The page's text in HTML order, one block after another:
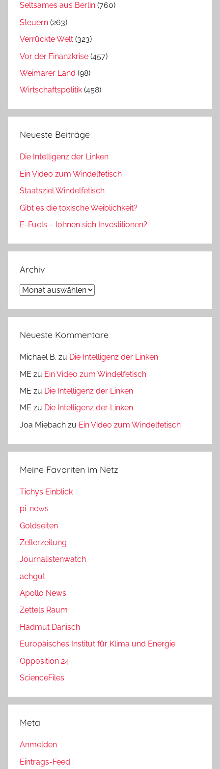
Seltsames aus Berlin (760)
Steuern (263)
Verrückte Welt (323)
Vor der Finanzkrise (457)
Weimarer Land (98)
Wirtschaftspolitik (458)
Neueste Beiträge
Die Intelligenz der Linken
Ein Video zum Windelfetisch
Staatsziel Windelfetisch
Gibt es die toxische Weiblichkeit?
E-Fuels – lohnen sich Investitionen?
Archiv
Archiv
Neueste Kommentare
Michael B. zu Die Intelligenz der Linken
ME zu Ein Video zum Windelfetisch
ME zu Die Intelligenz der Linken
ME zu Die Intelligenz der Linken
Joa Miebach zu Ein Video zum Windelfetisch
Meine Favoriten im Netz
Tichys Einblick
pi-news
Goldseiten
Zellerzeitung
Journalistenwatch
achgut
Apollo News
Zettels Raum
Hadmut Danisch
Europäisches Institut für Klima und Energie
Opposition 24
ScienceFiles
Meta
Anmelden
Eintrags-Feed